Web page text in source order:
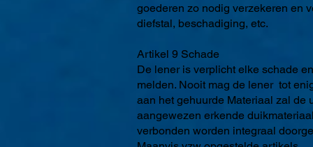
goederen zo nodig verzekeren en
diefstal, beschadiging, etc.
Artikel 9 Schade
De lener is verplicht elke schade
melden. Nooit mag de lener tot
aan het gehuurde Materiaal zal de
aangewezen erkende
verbonden worden integraal